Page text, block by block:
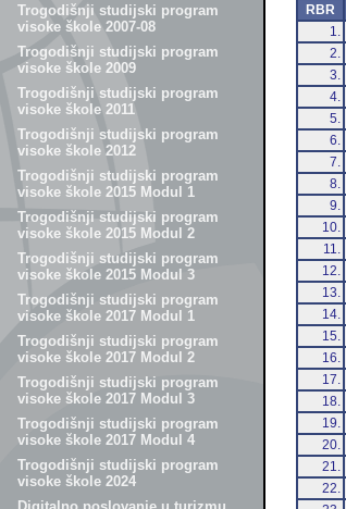
Trogodišnji studijski program
visoke škole 2007-08
Trogodišnji studijski program
visoke škole 2009
Trogodišnji studijski program
visoke škole 2011
Trogodišnji studijski program
visoke škole 2012
Trogodišnji studijski program
visoke škole 2015 Modul 1
Trogodišnji studijski program
visoke škole 2015 Modul 2
Trogodišnji studijski program
visoke škole 2015 Modul 3
Trogodišnji studijski program
visoke škole 2017 Modul 1
Trogodišnji studijski program
visoke škole 2017 Modul 2
Trogodišnji studijski program
visoke škole 2017 Modul 3
Trogodišnji studijski program
visoke škole 2017 Modul 4
Trogodišnji studijski program
visoke škole 2024
RBR
1.
2.
3.
4.
5.
6.
7.
8.
9.
10.
11.
12.
13.
14.
15.
16.
17.
18.
19.
20.
21.
22.